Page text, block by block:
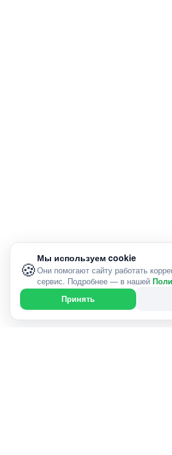
🍪 Мы используем cookie
Они помогают сайту работать
сервис. Подробнее — в нашей
Принять